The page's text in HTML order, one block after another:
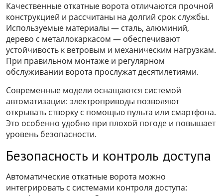
Качественные откатные ворота отличаются прочной
конструкцией и рассчитаны на долгий срок службы.
Используемые материалы — сталь, алюминий,
дерево с металлокаркасом — обеспечивают
устойчивость к ветровым и механическим нагрузкам.
При правильном монтаже и регулярном
обслуживании ворота прослужат десятилетиями.
Современные модели оснащаются системой
автоматизации: электроприводы позволяют
открывать створку с помощью пульта или смартфона.
Это особенно удобно при плохой погоде и повышает
уровень безопасности.
Безопасность и контроль доступа
Автоматические откатные ворота можно
интегрировать с системами контроля доступа: